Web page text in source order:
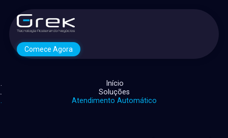
Comece Agora
Início
Soluções
Atendimento Automático